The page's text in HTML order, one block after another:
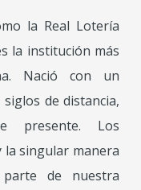
la Real Lotería
la institución más
Nació con un
de distancia,
presente. Los
singular manera
de nuestra